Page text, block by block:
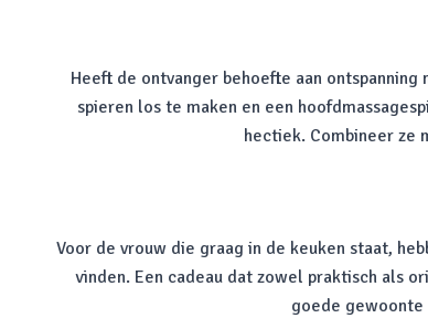
Heeft de ontvanger behoefte aan
spieren los te maken en een
hectiek. Combineer ze
Voor de vrouw die graag in de keuken staat,
vinden. Een cadeau dat zowel praktisch als
goede